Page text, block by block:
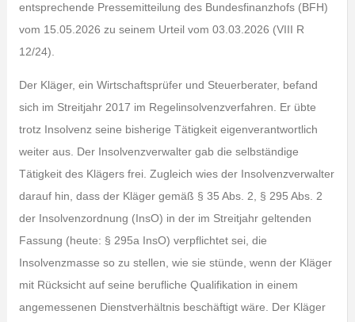
entsprechende Pressemitteilung des Bundesfinanzhofs (BFH)
vom 15.05.2026 zu seinem Urteil vom 03.03.2026 (VIII R
12/24).
Der Kläger, ein Wirtschaftsprüfer und Steuerberater, befand
sich im Streitjahr 2017 im Regelinsolvenzverfahren. Er übte
trotz Insolvenz seine bisherige Tätigkeit eigenverantwortlich
weiter aus. Der Insolvenzverwalter gab die selbständige
Tätigkeit des Klägers frei. Zugleich wies der Insolvenzverwalter
darauf hin, dass der Kläger gemäß § 35 Abs. 2, § 295 Abs. 2
der Insolvenzordnung (InsO) in der im Streitjahr geltenden
Fassung (heute: § 295a InsO) verpflichtet sei, die
Insolvenzmasse so zu stellen, wie sie stünde, wenn der Kläger
mit Rücksicht auf seine berufliche Qualifikation in einem
angemessenen Dienstverhältnis beschäftigt wäre. Der Kläger